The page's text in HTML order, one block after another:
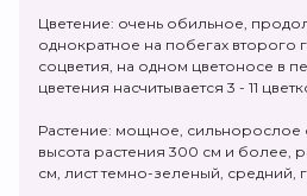
Цветение: очень обильное,
однократное на побегах второго
соцветия, на одном цветоносе в
цветения насчитывается 3 - 11
Растение: мощное, сильнорослое
высота растения 300 см и более,
см, лист темно-зеленый, средний,